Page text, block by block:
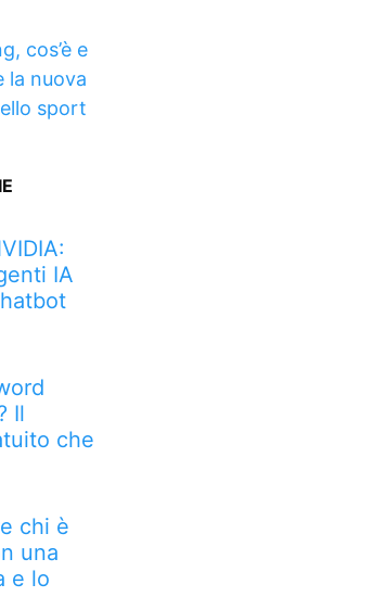
cos’è e
la nuova
sport
IA
Il
che
chi è
una
e lo